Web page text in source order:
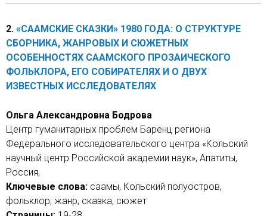
2. «СААМСКИЕ СКАЗКИ» 1980 ГОДА: О СТРУКТУРЕ
СБОРНИКА, ЖАНРОВЫХ И СЮЖЕТНЫХ
ОСОБЕННОСТЯХ СААМСКОГО ПРОЗАИЧЕСКОГО
ФОЛЬКЛОРА, ЕГО СОБИРАТЕЛЯХ И О ДВУХ
ИЗВЕСТНЫХ ИССЛЕДОВАТЕЛЯХ
Ольга Александровна Бодрова
Центр гуманитарных проблем Баренц региона
Федерального исследовательского центра «Кольский
научный центр Российской академии наук», Апатиты,
Россия,
Ключевые слова: саамы, Кольский полуостров,
фольклор, жанр, сказка, сюжет